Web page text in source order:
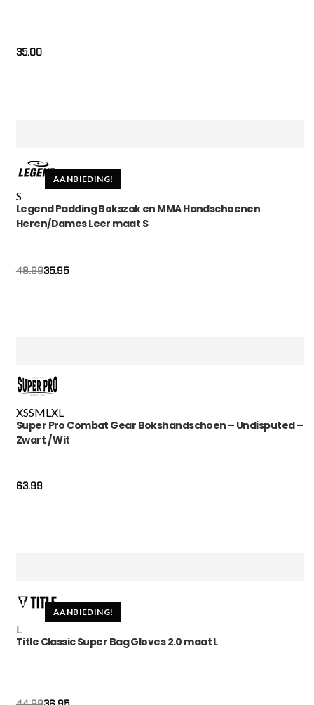
35.00
AANBIEDING!
S
Legend Padding Bokszak en MMA Handschoenen
Heren/Dames Leer maat S
48.99
Oorspronkelijke
prijs
35.95
Huidige
prijs
XSSMLXL
Super Pro Combat Gear Bokshandschoen – Undisputed –
Zwart / Wit
63.99
AANBIEDING!
L
Title Classic Super Bag Gloves 2.0 maat L
Oorspronkelijke
Huidige